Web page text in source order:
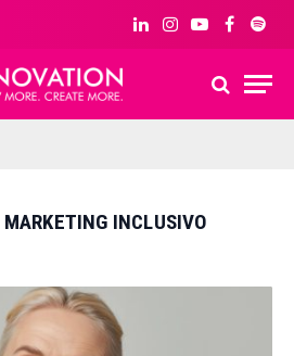
LinkedInInstagram
YouTubeFacebook
MARKETING INCLUSIVO